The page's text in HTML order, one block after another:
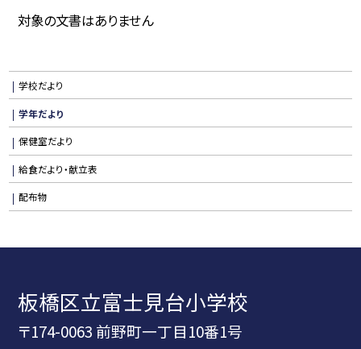
対象の文書はありません
学校だより
学年だより
保健室だより
給食だより・献立表
配布物
板橋区立富士見台小学校
〒174-0063 前野町一丁目10番1号